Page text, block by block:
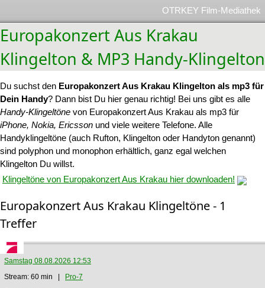
OTRKEY Film-Mediathek
Europakonzert Aus Krakau
Klingelton & MP3 Handy-Klingelton
Du suchst den Europakonzert Aus Krakau Klingelton als mp3 für
Dein Handy? Dann bist Du hier genau richtig! Bei uns gibt es alle
Handy-Klingeltöne von Europakonzert Aus Krakau als mp3 für
iPhone, Nokia, Ericsson und viele weitere Telefone. Alle
Handyklingeltöne (auch Rufton, Klingelton oder Handyton genannt)
sind polyphon und monophon erhältlich, ganz egal welchen
Klingelton Du willst.
Klingeltöne von Europakonzert Aus Krakau hier downloaden!
Europakonzert Aus Krakau Klingeltöne - 1
Treffer
Samstag 08.08.2026 12:53
Stream: 60 min |
Pro-7